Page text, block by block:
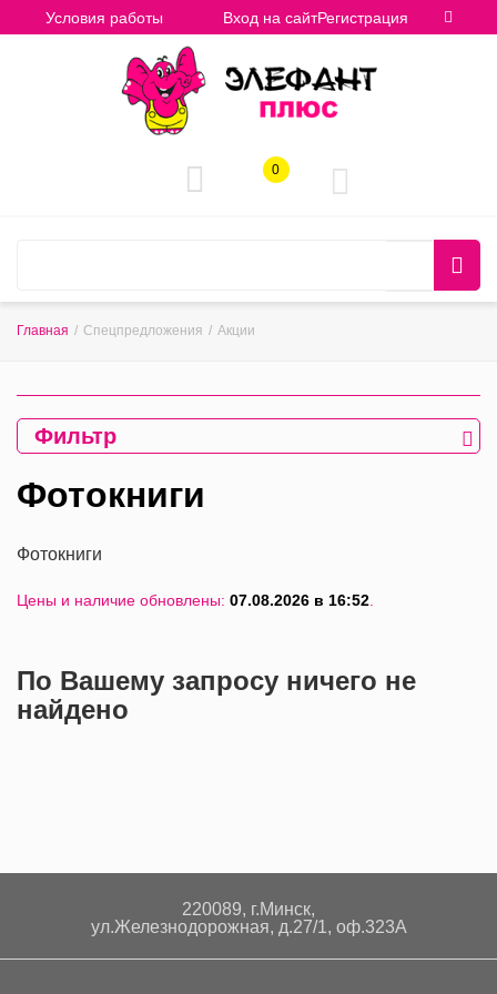
Условия работы Вход на сайтРегистрация
0
Главная / Спецпредложения / Акции
Фильтр
Фотокниги
Фотокниги
Цены и наличие обновлены: 07.08.2026 в 16:52.
По Вашему запросу ничего не
найдено
220089, г.Минск,
ул.Железнодорожная, д.27/1, оф.323А